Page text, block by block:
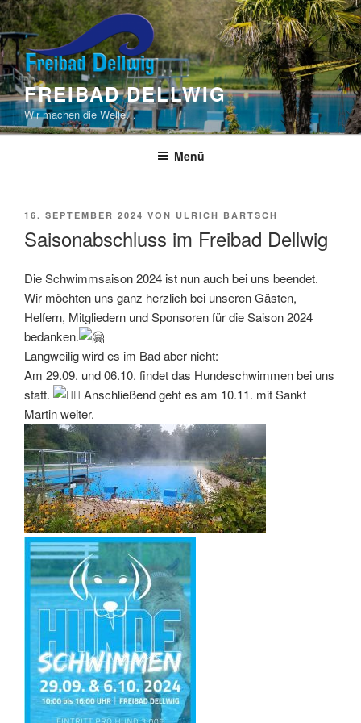
Zum
Inhalt
springen
FREIBAD DELLWIG
Wir machen die Welle…
Menü
VERÖFFENTLICHT
16. SEPTEMBER 2024 VON ULRICH BARTSCH
Saisonabschluss im Freibad Dellwig
Die Schwimmsaison 2024 ist nun auch bei uns beendet.
Wir möchten uns ganz herzlich bei unseren Gästen,
Helfern, Mitgliedern und Sponsoren für die Saison 2024
bedanken.
Langweilig wird es im Bad aber nicht:
Am 29.09. und 06.10. findet das Hundeschwimmen bei uns
statt.
Anschließend geht es am 10.11. mit Sankt
Martin weiter.